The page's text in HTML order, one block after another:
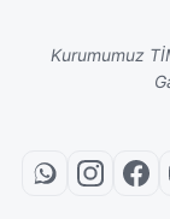
Kurumumuz